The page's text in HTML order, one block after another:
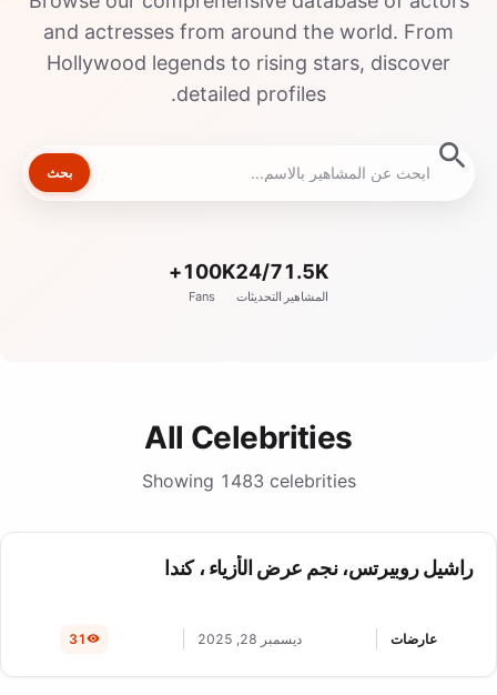
and actresses from around the world. From
Hollywood legends to rising stars, discover
detailed profiles.
بحث
1.5K
المشاهير
24/7
التحديثات
100K+
Fans
All Celebrities
Showing 1483 celebrities
راشيل روبيرتس، نجم عرض الأزياء ، كندا
عارضات ديسمبر 28, 2025 31